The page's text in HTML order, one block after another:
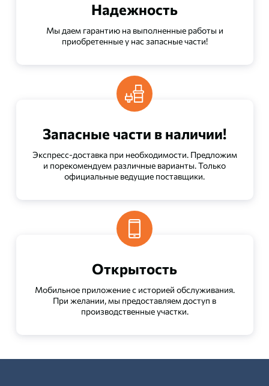
Надежность
Мы даем гарантию на выполненные работы и
приобретенные у нас запасные части!
Запасные части в наличии!
Экспресс-доставка при необходимости. Предложим
и порекомендуем различные варианты. Только
официальные ведущие поставщики.
Открытость
Мобильное приложение с историей обслуживания.
При желании, мы предоставляем доступ в
производственные участки.